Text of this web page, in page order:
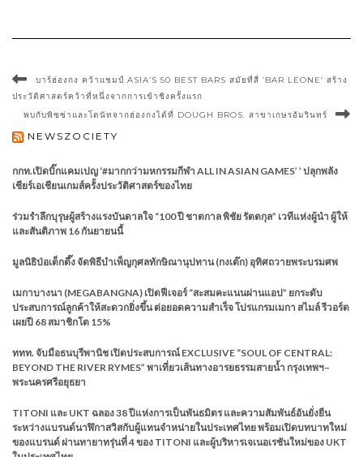
บาร์ฮ่องกง คว้าแชมป์ ASIA’S 50 BEST BARS สมัยที่สี่ ‘BAR LEONE’ สร้าง
ประวัติศาสตร์คว้าที่หนึ่งจากการเข้าชิงครั้งแรก
พบกับพิซซ่าและโดนัทจากฮ่องกงได้ที่ DOUGH BROS. สาขาเกษรอัมรินทร์
NEWSZOCIETY
กกท.เปิดบิ๊กแคมเปญ ‘#มากกว่ามหกรรมกีฬา ALL IN ASIAN GAMES’ ’ ปลุกพลัง
เชียร์เอเชียนเกมส์ครั้งประวัติศาสตร์ของไทย
ร่วมรำลึกบุรุษผู้สร้างแรงบันดาลใจ “100 ปี ชาตกาล พิชัย รัตตกุล” เวทีแห่งผู้นำ ผู้ให้
และสันติภาพ 16 กันยายนนี้
มูลนิธิป่อเต็กตึ๊ง จัดพิธีบำเพ็ญกุศลทักษิณานุปทาน (กงเต๊ก) อุทิศถวายพระบรมศพ
เมกาบางนา (MEGABANGNA) เปิดฟีเจอร์ “สะสมคะแนนผ่านแอป” ยกระดับ
ประสบการณ์ลูกค้าให้สะดวกยิ่งขึ้น ต่อยอดความสำเร็จ โปรแกรมเมกา สไมล์ รีวอร์ด
เผยปี 68 สมาชิกโต 15%
ททท. จับมือธนบุรีพานิช เปิดประสบการณ์ EXCLUSIVE “SOUL OF CENTRAL:
BEYOND THE RIVER RYMES” พาเที่ยวเส้นทางอารยธรรมสายน้ำ กรุงเทพฯ–
พระนครศรีอยุธยา
TITONI และ UKT ฉลอง 38 ปีแห่งการเป็นพันธมิตร และความสัมพันธ์อันยั่งยืน
ระหว่างแบรนด์นาฬิกาสวิสกับผู้แทนจำหน่ายในประเทศไทย พร้อมเปิดบทบาทใหม่
ของแบรนด์ ผ่านทายาทรุ่นที่ 4 ของ TITONI และผู้บริหารเจเนอเรชันใหม่ของ UKT